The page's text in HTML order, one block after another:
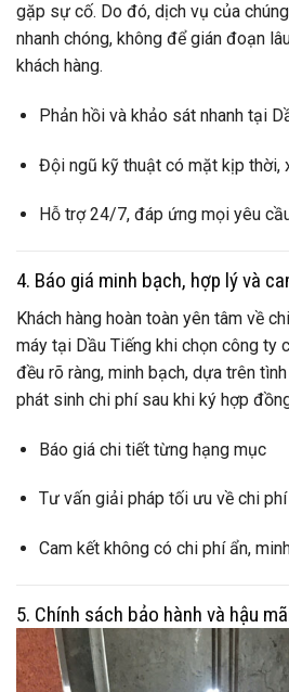
gặp sự cố. Do đó, dịch vụ của
nhanh chóng, không để gián đoạn
khách hàng.
Phản hồi và khảo sát nhanh tại
Đội ngũ kỹ thuật có mặt kịp thời,
Hỗ trợ 24/7, đáp ứng mọi yêu
4. Báo giá minh bạch, hợp lý và
Khách hàng hoàn toàn yên tâm về
máy tại Dầu Tiếng khi chọn công ty
đều rõ ràng, minh bạch, dựa trên
phát sinh chi phí sau khi ký hợp
Báo giá chi tiết từng hạng mục
Tư vấn giải pháp tối ưu về chi
Cam kết không có chi phí ẩn,
5. Chính sách bảo hành và hậu